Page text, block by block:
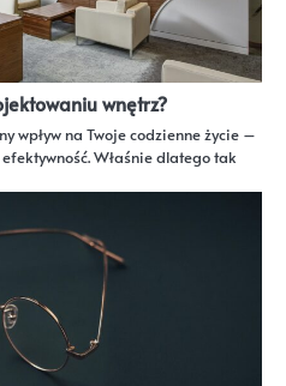
wnętrz?
wpływ na Twoje codzienne życie –
Właśnie dlatego tak